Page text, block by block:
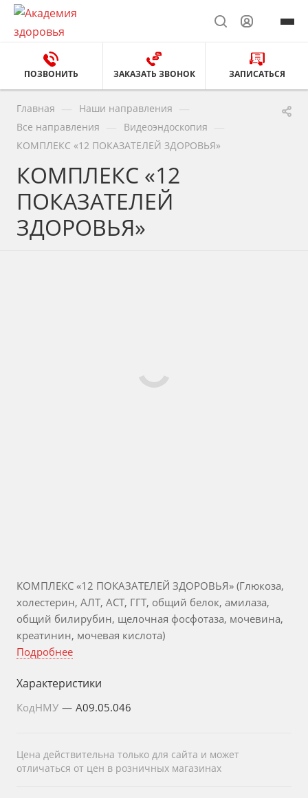
ПОЗВОНИТЬ ЗАКАЗАТЬ ЗВОНОК ЗАПИСАТЬСЯ
Главная Наши направления
Все направления Видеоэндоскопия
КОМПЛЕКС «12 ПОКАЗАТЕЛЕЙ ЗДОРОВЬЯ»
КОМПЛЕКС «12
ПОКАЗАТЕЛЕЙ
ЗДОРОВЬЯ»
КОМПЛЕКС «12 ПОКАЗАТЕЛЕЙ ЗДОРОВЬЯ» (Глюкоза,
холестерин, АЛТ, АСТ, ГГТ, общий белок, амилаза,
общий билирубин, щелочная фосфотаза, мочевина,
креатинин, мочевая кислота)
Подробнее
Характеристики
КодНМУ — A09.05.046
Цена действительна только для сайта и может
отличаться от цен в розничных магазинах